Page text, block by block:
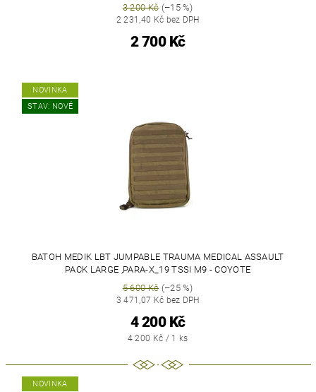
3 200 Kč(–15 %)
2 231,40 Kč bez DPH
2 700 Kč
NOVINKA
STAV: NOVÉ
BATOH MEDIK LBT JUMPABLE TRAUMA MEDICAL ASSAULT
PACK LARGE ,PARA-X_19 TSSI M9 - COYOTE
5 600 Kč(–25 %)
3 471,07 Kč bez DPH
4 200 Kč
4 200 Kč / 1 ks
NOVINKA